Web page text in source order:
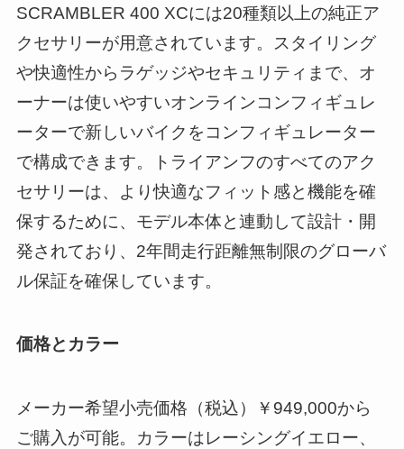
SCRAMBLER 400 XCには20種類以上の純正ア
クセサリーが用意されています。スタイリング
や快適性からラゲッジやセキュリティまで、オ
ーナーは使いやすいオンラインコンフィギュレ
ーターで新しいバイクをコンフィギュレーター
で構成できます。トライアンフのすべてのアク
セサリーは、より快適なフィット感と機能を確
保するために、モデル本体と連動して設計・開
発されており、2年間走行距離無制限のグローバ
ル保証を確保しています。
価格とカラー
メーカー希望小売価格（税込）￥949,000から
ご購入が可能。カラーはレーシングイエロー、